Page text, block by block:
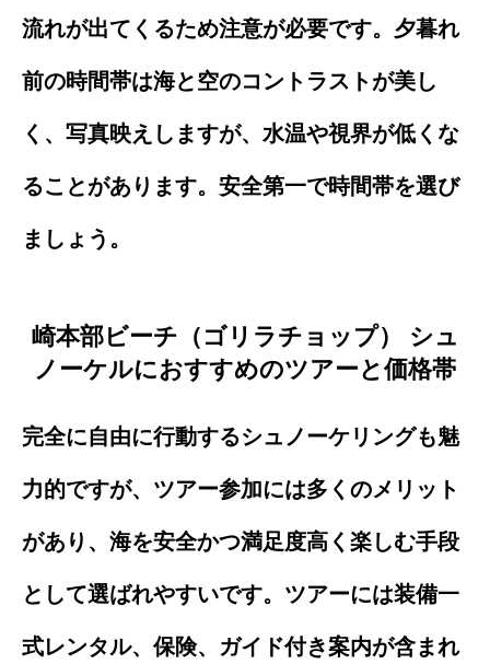
流れが出てくるため注意が必要です。夕暮れ
前の時間帯は海と空のコントラストが美し
く、写真映えしますが、水温や視界が低くな
ることがあります。安全第一で時間帯を選び
ましょう。
崎本部ビーチ（ゴリラチョップ） シュ
ノーケルにおすすめのツアーと価格帯
完全に自由に行動するシュノーケリングも魅
力的ですが、ツアー参加には多くのメリット
があり、海を安全かつ満足度高く楽しむ手段
として選ばれやすいです。ツアーには装備一
式レンタル、保険、ガイド付き案内が含まれ